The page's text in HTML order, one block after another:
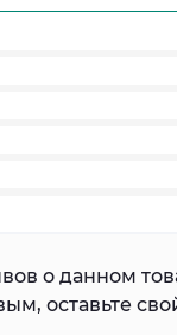
о данном
оставьте